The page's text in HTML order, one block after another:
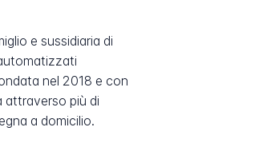
e sussidiaria di
nel 2018 e con
attraverso più di
a domicilio.